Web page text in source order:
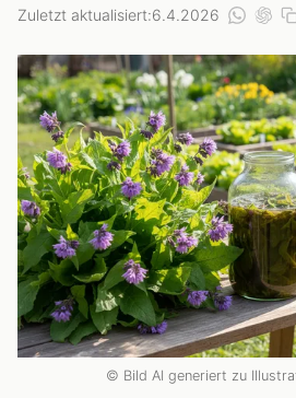
Zuletzt aktualisiert:6.4.2026
© Bild AI generiert zu